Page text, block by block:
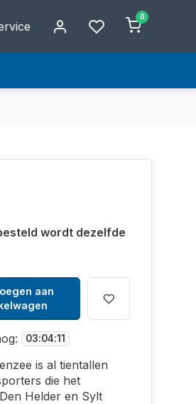
0
wordt dezelfde
aan
03:04:10
is al tientallen
die het
Helder en Sylt